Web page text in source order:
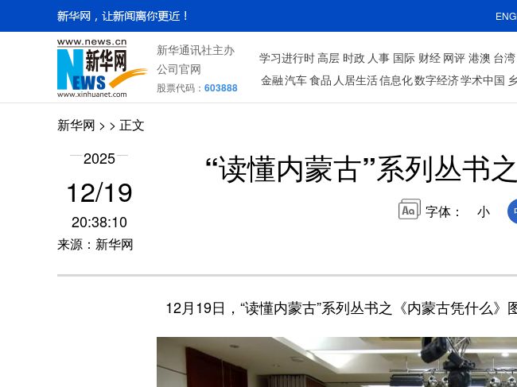
新华通讯社主办
公司官网
股票代码： 603888
学习进行时高层 时政 人事 国际 财经 网评 港澳 台湾
金融汽车食品 人居生活信息化数字经济学术中国
新华网 > > 正文
2025
12/19
20:38:10
来源：新华网
“读懂内蒙古”系列丛书
字体： 小
12月19日，“读懂内蒙古”系列丛书之《内蒙古凭什么》